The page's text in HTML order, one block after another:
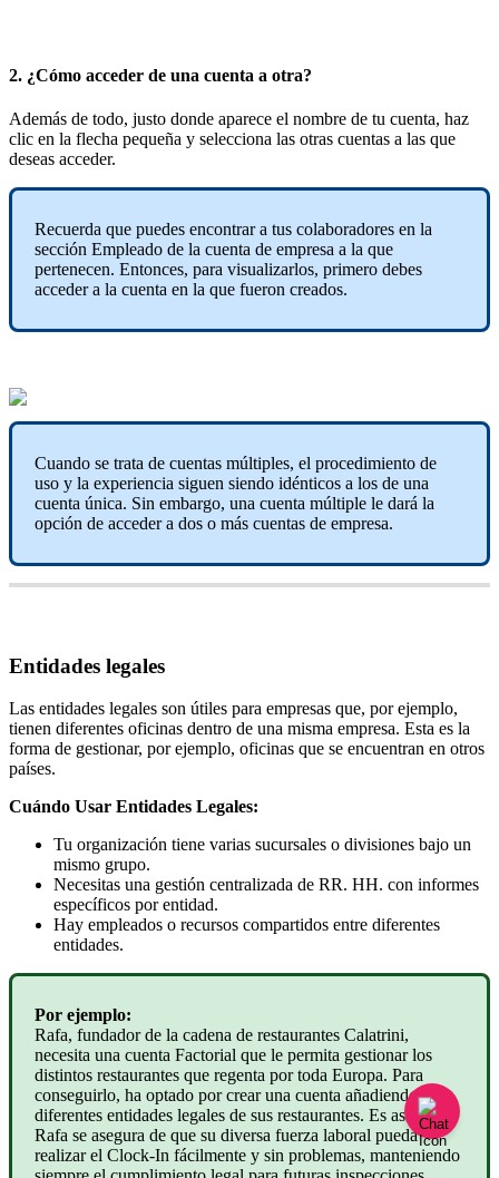
2. ¿Cómo acceder de una cuenta a otra?
Además de todo, justo donde aparece el nombre de tu cuenta, haz
clic en la flecha pequeña y selecciona las otras cuentas a las que
deseas acceder.
Recuerda que puedes encontrar a tus colaboradores en la
sección Empleado de la cuenta de empresa a la que
pertenecen. Entonces, para visualizarlos, primero debes
acceder a la cuenta en la que fueron creados.
Cuando se trata de cuentas múltiples, el procedimiento de
uso y la experiencia siguen siendo idénticos a los de una
cuenta única. Sin embargo, una cuenta múltiple le dará la
opción de acceder a dos o más cuentas de empresa.
Entidades legales
Las entidades legales son útiles para empresas que, por ejemplo,
tienen diferentes oficinas dentro de una misma empresa. Esta es la
forma de gestionar, por ejemplo, oficinas que se encuentran en otros
países.
Cuándo Usar Entidades Legales:
Tu organización tiene varias sucursales o divisiones bajo un
mismo grupo.
Necesitas una gestión centralizada de RR. HH. con informes
específicos por entidad.
Hay empleados o recursos compartidos entre diferentes
entidades.
Por ejemplo:
Rafa, fundador de la cadena de restaurantes Calatrini,
necesita una cuenta Factorial que le permita gestionar los
distintos restaurantes que regenta por toda Europa. Para
conseguirlo, ha optado por crear una cuenta añadiendo las
diferentes entidades legales de sus restaurantes. Es así como
Rafa se asegura de que su diversa fuerza laboral pueda
realizar el Clock-In fácilmente y sin problemas, manteniendo